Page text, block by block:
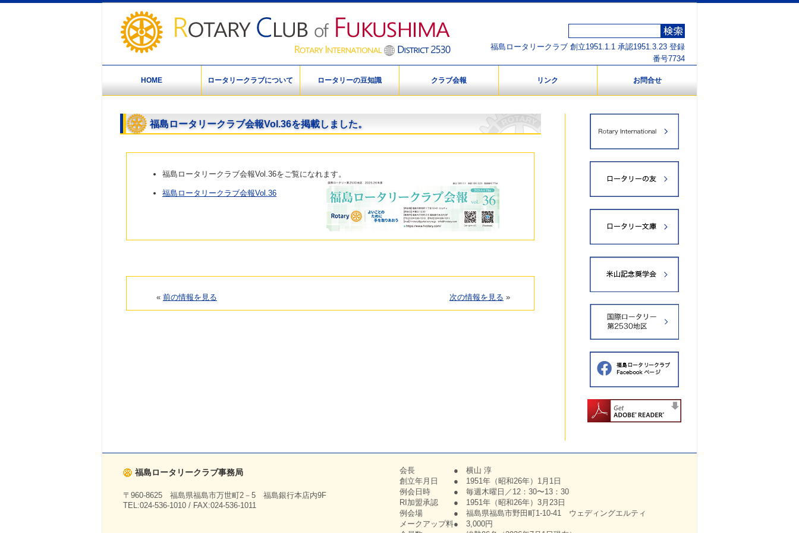
福島ロータリークラブ 創立1951.1.1 承認1951.3.23 登録
番号7734
HOME ロータリークラブについて ロータリーの豆知識 クラブ会報 リンク お問合せ
福島ロータリークラブ会報Vol.36を掲載しました。
福島ロータリークラブ会報Vol.36をご覧になれます。
福島ロータリークラブ会報Vol.36
« 前の情報を見る 次の情報を見る »
福島ロータリークラブ事務局
〒960-8625 福島県福島市万世町2－5 福島銀行本店内9F
TEL:024-536-1010 / FAX:024-536-1011
会長 ● 横山 淳
創立年月日 ● 1951年（昭和26年）1月1日
例会日時 ● 毎週木曜日／12：30〜13：30
RI加盟承認 ● 1951年（昭和26年）3月23日
例会場 ● 福島県福島市野田町1-10-41 ウェディングエルティ
メークアップ料● 3,000円